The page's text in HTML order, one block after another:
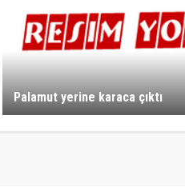
Palamut yerine karaca çıktı